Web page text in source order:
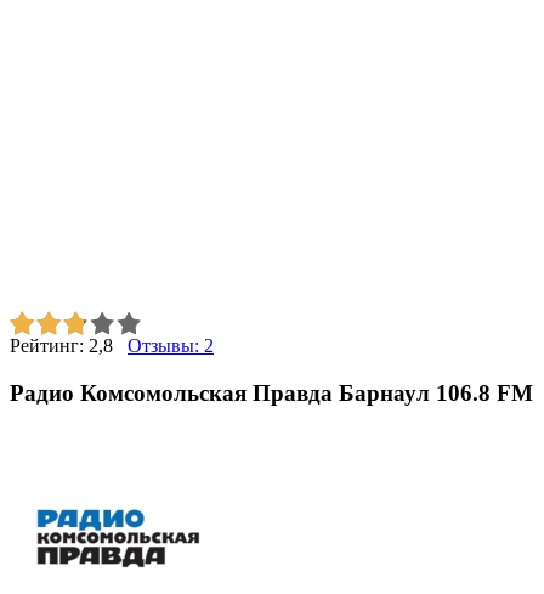
Рейтинг: 2,8 Отзывы: 2
Радио Комсомольская Правда Барнаул 106.8 FM